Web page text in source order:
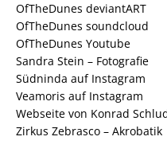
OfTheDunes deviantART
OfTheDunes soundcloud
OfTheDunes Youtube
Sandra Stein – Fotografie
Südninda auf Instagram
Veamoris auf Instagram
Webseite von Konrad
Zirkus Zebrasco – Akrobatik